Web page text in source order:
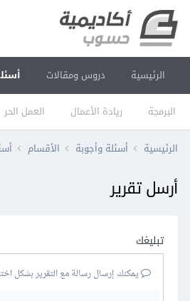
الرئيسية دروس ومقالات
البرمجة ريادة الأعمال العمل الحر
الرئيسية أسئلة وأجوبة الأقسام
أرسل تقرير
تبليغك
يمكنك إرسال رسالة مع التقرير بشكل